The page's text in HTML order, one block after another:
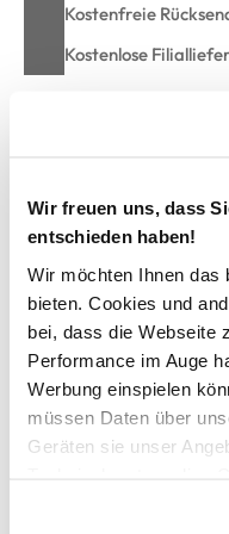
Wir freuen uns, dass
entschieden haben!
Wir möchten Ihnen das
bieten. Cookies und
bei, dass die Webseite
Performance im Auge
Werbung einspielen
müssen Daten über
Geräten sie unser
Kostenfreie
Kostenlose
Baby Mädchenkleid mit
hübsches Kleid von
mit Rundhals-
angesetzte
angesetztes Rockteil
mädchenhafter
super angenehmes